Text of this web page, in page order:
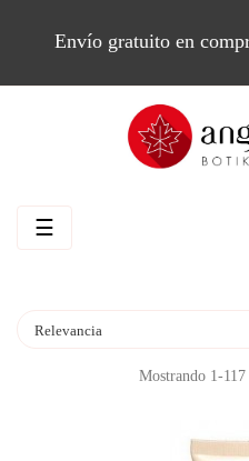
Envío gratuito en
Navegación
☰
Relevancia
Mostrando 1-